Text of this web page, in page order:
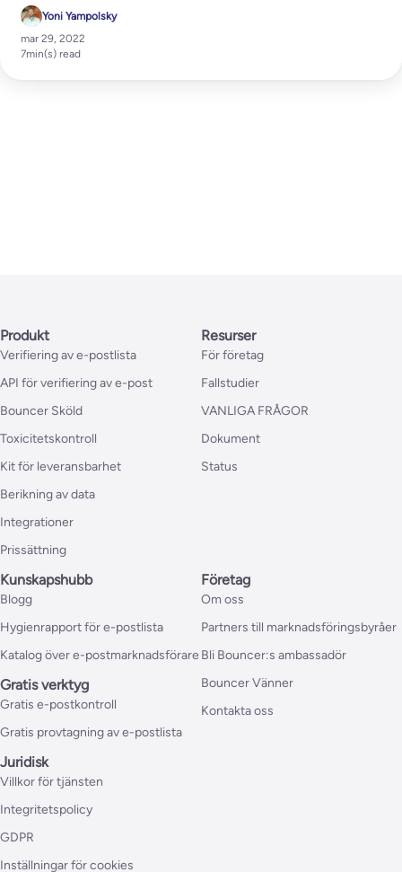
Yoni Yampolsky
mar 29, 2022
7min(s) read
Produkt
Verifiering av e-postlista
API för verifiering av e-post
Bouncer Sköld
Toxicitetskontroll
Kit för leveransbarhet
Berikning av data
Integrationer
Prissättning
Resurser
För företag
Fallstudier
VANLIGA FRÅGOR
Dokument
Status
Kunskapshubb
Blogg
Hygienrapport för e-postlista
Katalog över e-postmarknadsförare
Gratis verktyg
Gratis e-postkontroll
Gratis provtagning av e-postlista
Företag
Om oss
Partners till marknadsföringsbyråer
Bli Bouncer:s ambassadör
Bouncer Vänner
Kontakta oss
Juridisk
Villkor för tjänsten
Integritetspolicy
GDPR
Inställningar för cookies